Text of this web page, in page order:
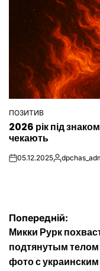
ОПУБЛІКУВАТИ
У
ПОЗИТИВ
2026 рік під
чекають
on05.12.2025Опубліковано
записів
Попередній:
Микки Рурк
подтянутым
фото с украинским